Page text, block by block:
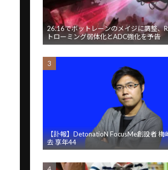
26.16でボットレーンのメイジに調整、
トローミング弱体化とADC強化を予告
【訃報】DetonatioN FocusMe創設者 梅
去 享年44